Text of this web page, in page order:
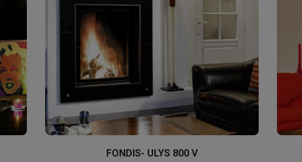
FONDIS- ULYS 800 V